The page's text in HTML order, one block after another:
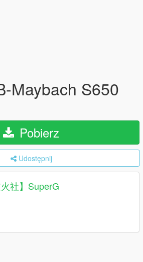
Maybach S650
Pobierz
Udostępnij
火社】SuperG